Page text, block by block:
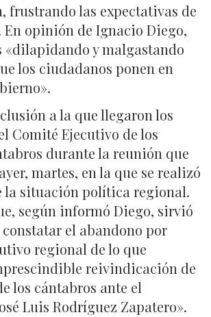
frustrando las expectativas de
En opinión de Ignacio Diego,
«dilapidando y malgastando
los ciudadanos ponen en
a la que llegaron los
Comité Ejecutivo de los
durante la reunión que
martes, en la que se realizó
la situación política regional.
según informó Diego, sirvió
el abandono por
regional de lo que
reivindicación de
los cántabros ante el
Luis Rodríguez Zapatero».